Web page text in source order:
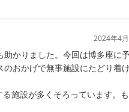
2024年4
かりました。今回は博多座に
おかげで無事施設にたどり着
施設が多くそろっています。